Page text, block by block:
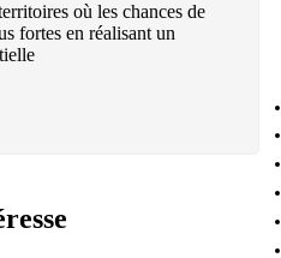
où les chances de
fortes en réalisant un